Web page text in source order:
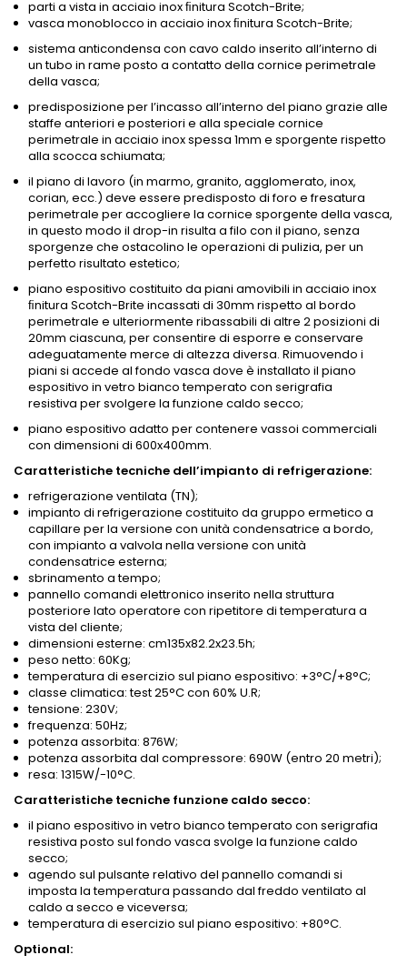
parti a vista in acciaio inox ﬁnitura Scotch-Brite;
vasca monoblocco in acciaio inox ﬁnitura Scotch-Brite;
sistema anticondensa con cavo caldo inserito all’interno di
un tubo in rame posto a contatto della cornice perimetrale
della vasca;
predisposizione per l’incasso all’interno del piano grazie alle
staffe anteriori e posteriori e alla speciale cornice
perimetrale in acciaio inox spessa 1mm e sporgente rispetto
alla scocca schiumata;
il piano di lavoro (in marmo, granito, agglomerato, inox,
corian, ecc.) deve essere predisposto di foro e fresatura
perimetrale per accogliere la cornice sporgente della vasca,
in questo modo il drop-in risulta a filo con il piano, senza
sporgenze che ostacolino le operazioni di pulizia, per un
perfetto risultato estetico;
piano espositivo costituito da piani amovibili in acciaio inox
ﬁnitura Scotch-Brite incassati di 30mm rispetto al bordo
perimetrale e ulteriormente ribassabili di altre 2 posizioni di
20mm ciascuna, per consentire di esporre e conservare
adeguatamente merce di altezza diversa. Rimuovendo i
piani si accede al fondo vasca dove è installato il piano
espositivo in vetro bianco temperato con serigrafia
resistiva per svolgere la funzione caldo secco;
piano espositivo adatto per contenere vassoi commerciali
con dimensioni di 600x400mm.
Caratteristiche tecniche dell’impianto di refrigerazione:
refrigerazione ventilata (TN);
impianto di refrigerazione costituito da gruppo ermetico a
capillare per la versione con unità condensatrice a bordo,
con impianto a valvola nella versione con unità
condensatrice esterna;
sbrinamento a tempo;
pannello comandi elettronico inserito nella struttura
posteriore lato operatore con ripetitore di temperatura a
vista del cliente;
dimensioni esterne: cm135x82.2x23.5h;
peso netto: 60Kg;
temperatura di esercizio sul piano espositivo: +3°C/+8°C;
classe climatica: test 25°C con 60% U.R;
tensione: 230V;
frequenza: 50Hz;
potenza assorbita: 876W;
potenza assorbita dal compressore: 690W (entro 20 metri);
resa: 1315W/-10°C.
Caratteristiche tecniche funzione caldo secco:
il piano espositivo in vetro bianco temperato con serigrafia
resistiva posto sul fondo vasca svolge la funzione caldo
secco;
agendo sul pulsante relativo del pannello comandi si
imposta la temperatura passando dal freddo ventilato al
caldo a secco e viceversa;
temperatura di esercizio sul piano espositivo: +80°C.
Optional: